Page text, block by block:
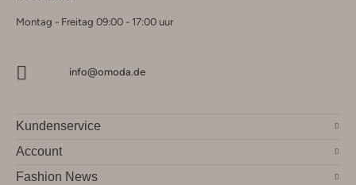
Montag - Freitag 09:00 - 17:00 uur
info@omoda.de
Kundenservice
Account
Fashion News